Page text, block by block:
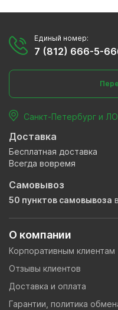
О компании
Корпоративным клиентам
Отзывы клиентов
Доставка и оплата
Гарантии, политика
Единый номер:
7 (812) 666-5-
Санкт-Петербург и ЛО
Доставка
Бесплатная доставка
Всегда вовремя
Самовывоз
50 пунктов самовывоза